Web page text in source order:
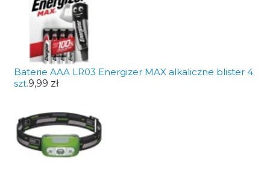
Baterie AAA LR03 Energizer MAX alkaliczne blister 4
szt.9,99 zł